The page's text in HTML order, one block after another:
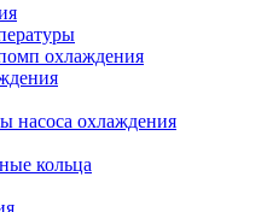
охлаждения
насоса охлаждения
кольца